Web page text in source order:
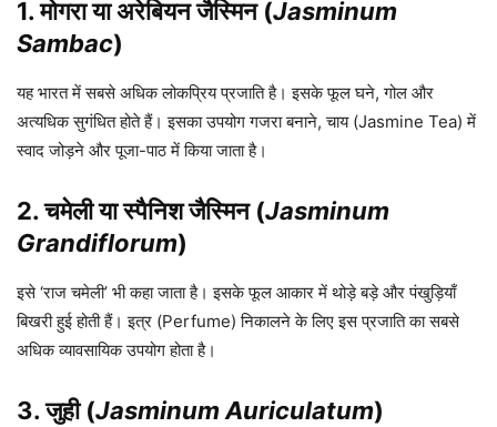
1. मोगरा या अरेबियन जैस्मिन (Jasminum
Sambac)
यह भारत में सबसे अधिक लोकप्रिय प्रजाति है। इसके फूल घने, गोल और
अत्यधिक सुगंधित होते हैं। इसका उपयोग गजरा बनाने, चाय (Jasmine Tea) में
स्वाद जोड़ने और पूजा-पाठ में किया जाता है।
2. चमेली या स्पैनिश जैस्मिन (Jasminum
Grandiflorum)
इसे ‘राज चमेली’ भी कहा जाता है। इसके फूल आकार में थोड़े बड़े और पंखुड़ियाँ
बिखरी हुई होती हैं। इत्र (Perfume) निकालने के लिए इस प्रजाति का सबसे
अधिक व्यावसायिक उपयोग होता है।
3. जुही (Jasminum Auriculatum)